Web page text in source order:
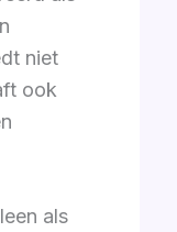
niet
ook
als